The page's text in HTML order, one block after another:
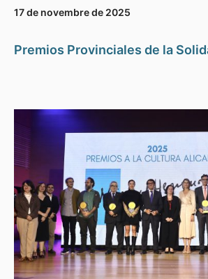
17 de novembre de 2025
Premios Provinciales de la